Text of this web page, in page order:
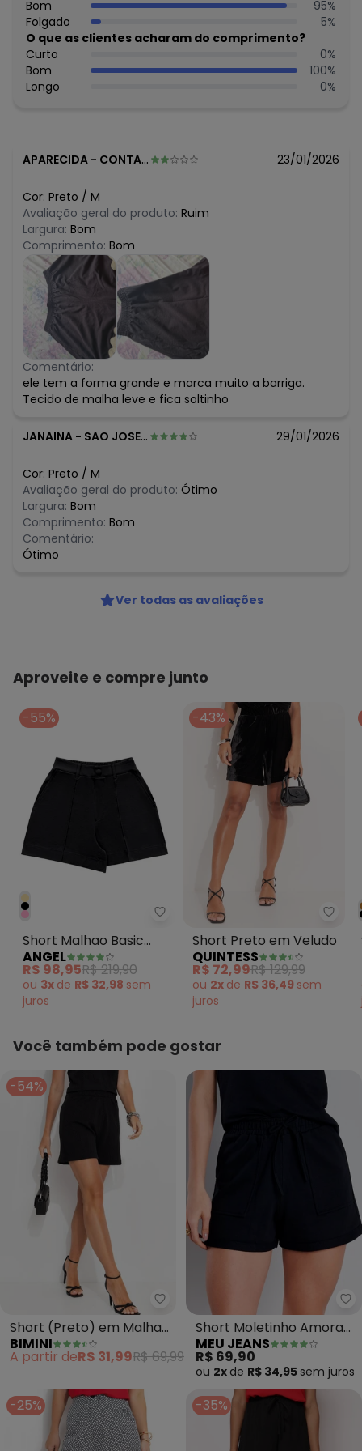
fevereiro/2026 N/D*
Bom
95%
Folgado
5%
O que as clientes acharam do comprimento?
Curto
0%
Bom
100%
Longo
0%
APARECIDA - CONTAGEM - MG 23/01/2026
Cor: Preto / M
Avaliação geral do produto: Ruim
Largura: Bom
Comprimento: Bom
Comentário:
ele tem a forma grande e marca muito a barriga.
Tecido de malha leve e fica soltinho
JANAINA - SAO JOSE - SC 29/01/2026
Cor: Preto / M
Avaliação geral do produto: Ótimo
Largura: Bom
Comprimento: Bom
Comentário:
Ótimo
Ver todas as avaliações
Aproveite e compre junto
-55%
Angel - Short Malhao Basic
Short Malhao Basic
Preto
ANGEL
R$ 98,95R$ 219,90
ou 3x de R$ 32,98 sem
juros
-43%
Short Preto em Veludo
QUINTESS
R$ 72,99R$ 129,99
ou 2x de R$ 36,49 sem
juros
Você também pode gostar
-54%
Bimini - Short (Preto) em
Short (Preto) em Malha
Jacquard
BIMINI
A partir deR$ 31,99R$ 69,99
Short Moletinho Amora
(Preto)
MEU JEANS
R$ 69,90
ou 2x de R$ 34,95 sem juros
-25% -35%